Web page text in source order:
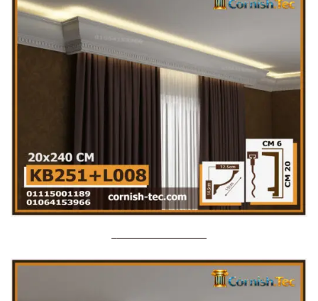
—————————–